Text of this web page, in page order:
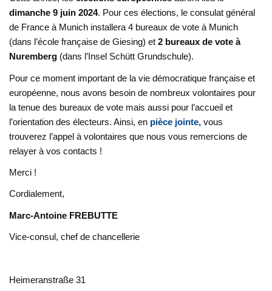
dimanche 9 juin 2024. Pour ces élections, le consulat général
de France à Munich installera 4 bureaux de vote à Munich
(dans l’école française de Giesing) et2 bureaux de vote à
Nuremberg (dans l’Insel Schütt Grundschule).
Pour ce moment important de la vie démocratique française et
européenne, nous avons besoin de nombreux volontaires pour
la tenue des bureaux de vote mais aussi pour l’accueil et
l’orientation des électeurs. Ainsi, en pièce jointe, vous
trouverez l’appel à volontaires que nous vous remercions de
relayer à vos contacts !
Merci !
Cordialement,
Marc-Antoine FREBUTTE
Vice-consul, chef de chancellerie
Heimeranstraße 31